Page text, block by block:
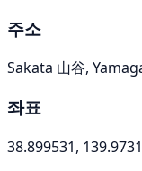
주소
Sakata 山谷,
좌표
38.899531,